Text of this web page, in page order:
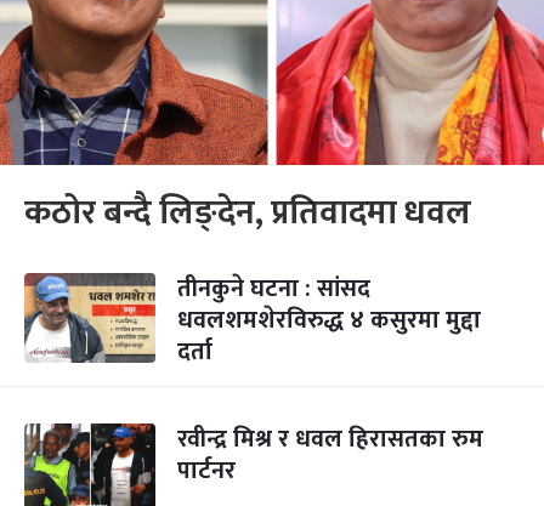
कठोर बन्दै लिङ्देन, प्रतिवादमा धवल
तीनकुने घटना : सांसद
धवलशमशेरविरुद्ध ४ कसुरमा मुद्दा
दर्ता
रवीन्द्र मिश्र र धवल हिरासतका रुम
पार्टनर